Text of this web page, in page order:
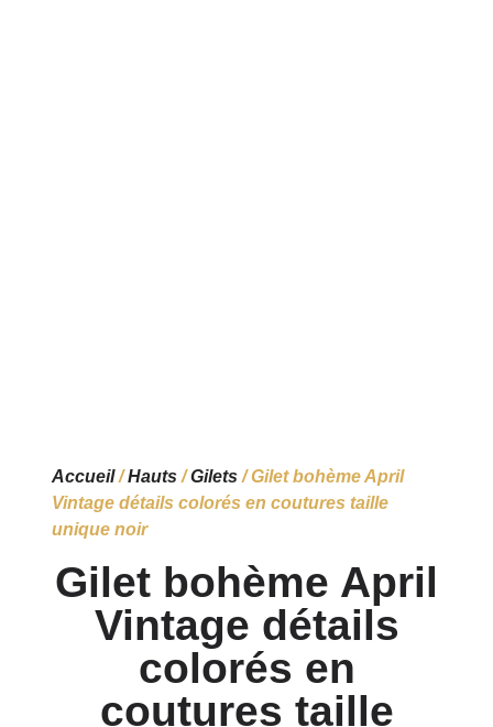
Accueil/Hauts/Gilets/ Gilet bohème April
Vintage détails colorés en coutures taille
unique noir
Gilet bohème April
Vintage détails
colorés en
coutures taille